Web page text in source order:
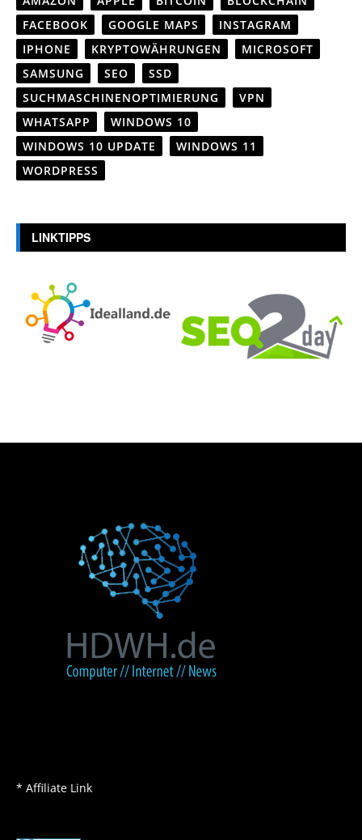
FACEBOOK
GOOGLE MAPS
INSTAGRAM
IPHONE
KRYPTOWÄHRUNGEN
MICROSOFT
SAMSUNG
SEO
SSD
SUCHMASCHINENOPTIMIERUNG
VPN
WHATSAPP
WINDOWS 10
WINDOWS 10 UPDATE
WINDOWS 11
WORDPRESS
LINKTIPPS
* Affiliate Link